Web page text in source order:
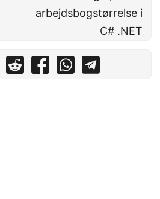
arbejdsbogstørrelse i
C# .NET